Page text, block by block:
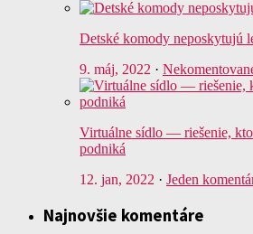
Detské komody neposkytujú
9. máj, 2022 ·
Virtuálne sídlo — riešenie,
podniká
12. jan, 2022 · Jeden
Najnovšie komentáre